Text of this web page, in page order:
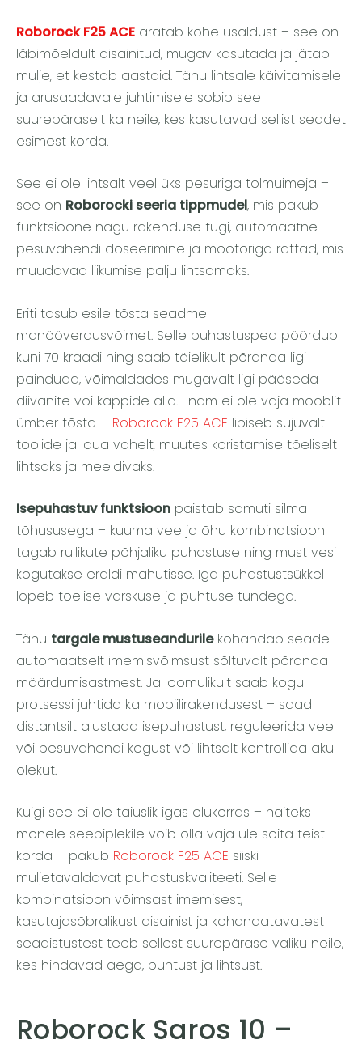
Roborock F25 ACE äratab kohe usaldust – see on
läbimõeldult disainitud, mugav kasutada ja jätab
mulje, et kestab aastaid. Tänu lihtsale käivitamisele
ja arusaadavale juhtimisele sobib see
suurepäraselt ka neile, kes kasutavad sellist seadet
esimest korda.
See ei ole lihtsalt veel üks pesuriga tolmuimeja –
see on Roborocki seeria tippmudel, mis pakub
funktsioone nagu rakenduse tugi, automaatne
pesuvahendi doseerimine ja mootoriga rattad, mis
muudavad liikumise palju lihtsamaks.
Eriti tasub esile tõsta seadme
manööverdusvõimet. Selle puhastuspea pöördub
kuni 70 kraadi ning saab täielikult põranda ligi
painduda, võimaldades mugavalt ligi pääseda
diivanite või kappide alla. Enam ei ole vaja mööblit
ümber tõsta – Roborock F25 ACE libiseb sujuvalt
toolide ja laua vahelt, muutes koristamise tõeliselt
lihtsaks ja meeldivaks.
Isepuhastuv funktsioon paistab samuti silma
tõhususega – kuuma vee ja õhu kombinatsioon
tagab rullikute põhjaliku puhastuse ning must vesi
kogutakse eraldi mahutisse. Iga puhastustsükkel
lõpeb tõelise värskuse ja puhtuse tundega.
Tänu targale mustuseandurilekohandab seade
automaatselt imemisvõimsust sõltuvalt põranda
määrdumisastmest. Ja loomulikult saab kogu
protsessi juhtida ka mobiilirakendusest – saad
distantsilt alustada isepuhastust, reguleerida vee
või pesuvahendi kogust või lihtsalt kontrollida aku
olekut.
Kuigi see ei ole täiuslik igas olukorras – näiteks
mõnele seebiplekile võib olla vaja üle sõita teist
korda – pakub Roborock F25 ACE siiski
muljetavaldavat puhastuskvaliteeti. Selle
kombinatsioon võimsast imemisest,
kasutajasõbralikust disainist ja kohandatavatest
seadistustest teeb sellest suurepärase valiku neile,
kes hindavad aega, puhtust ja lihtsust.
Roborock Saros 10 –